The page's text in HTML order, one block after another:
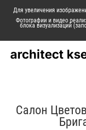
Для увеличения
Фотографии и видео
блока визуализаций
architect
Салон